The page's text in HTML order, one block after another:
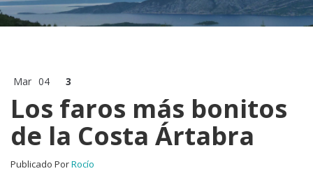
Mar 04 3
Los faros más bonitos
de la Costa Ártabra
Publicado PorRocío